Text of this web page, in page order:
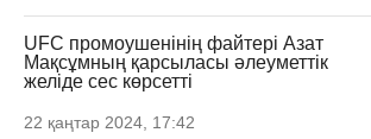
UFC промоушенінің файтері Азат
Мақсұмның қарсыласы әлеуметтік
желіде сес көрсетті
22 қаңтар 2024, 17:42